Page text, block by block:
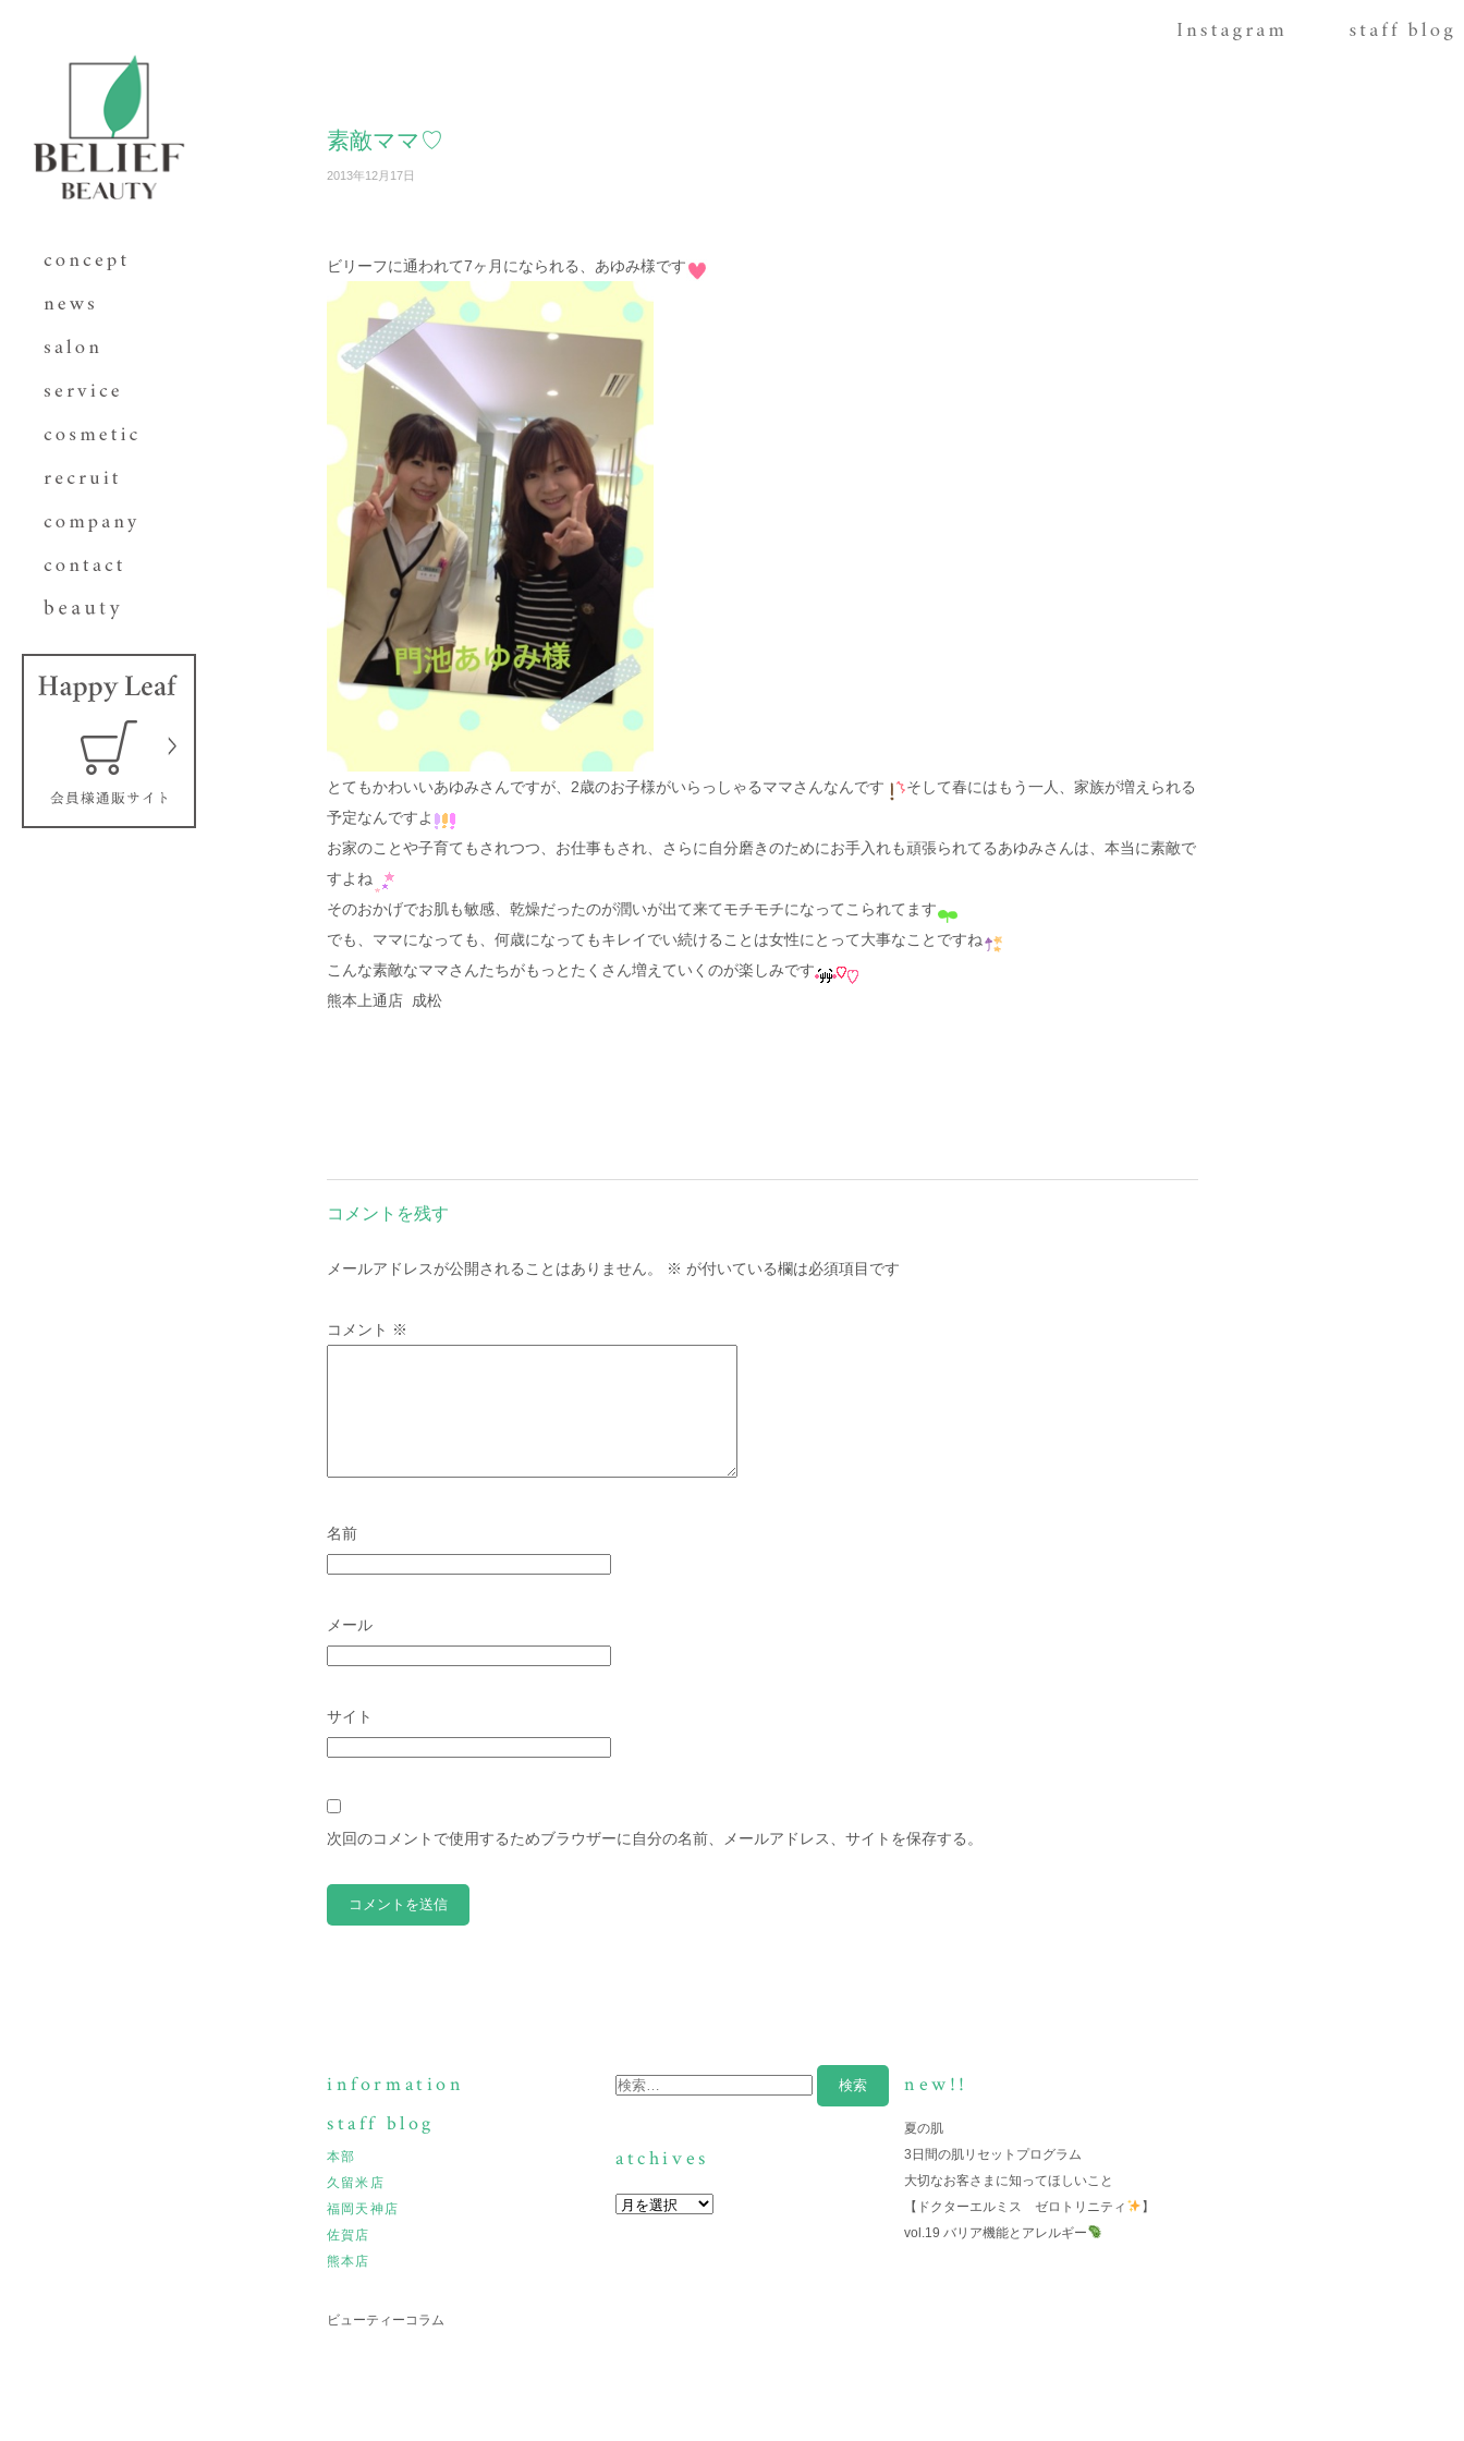
素敵ママ♡
2013年12月17日
ビリーフに通われて7ヶ月になられる、あゆみ様です
とてもかわいいあゆみさんですが、2歳のお子様がいらっしゃるママさんなんです
そして春にはもう一人、家族が増えられる
予定なんですよ
お家のことや子育てもされつつ、お仕事もされ、さらに自分磨きのためにお手入れも頑張られてるあゆみさんは、本当に素敵で
すよね
そのおかげでお肌も敏感、乾燥だったのが潤いが出て来てモチモチになってこられてます
でも、ママになっても、何歳になってもキレイでい続けることは女性にとって大事なことですね
こんな素敵なママさんたちがもっとたくさん増えていくのが楽しみです
熊本上通店 成松
コメントを残す
メールアドレスが公開されることはありません。 ※ が付いている欄は必須項目です
コメント ※
名前
メール
サイト
次回のコメントで使用するためブラウザーに自分の名前、メールアドレス、サイトを保存する。
information
staff blog
本部
久留米店
福岡天神店
佐賀店
熊本店
ビューティーコラム
new!!
夏の肌
3日間の肌リセットプログラム
大切なお客さまに知ってほしいこと
【ドクターエルミス ゼロトリニティ
】
vol.19 バリア機能とアレルギー
atchives